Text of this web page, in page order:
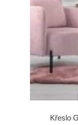
Křeslo